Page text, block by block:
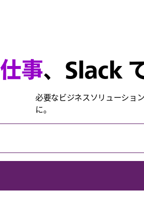
仕事、Slack で
必要なビジネスソリューショ
に。